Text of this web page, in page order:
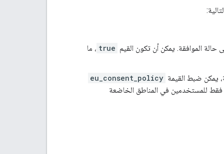
حالة الموافقة. يمكن أن تكون القيم true ، ما
يمكن ضبط القيمة eu_consent_policy
فقط للمستخدمين في المناطق الخاضعة